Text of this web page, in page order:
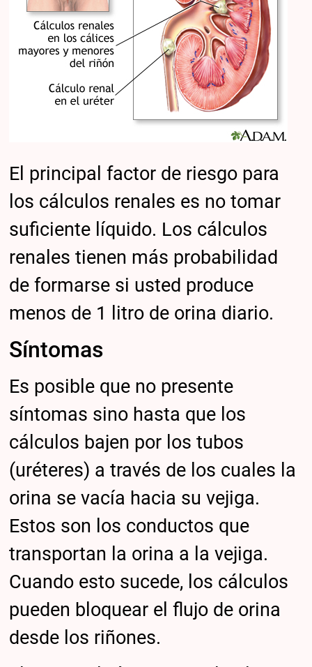
El principal factor de riesgo para
los cálculos renales es no tomar
suficiente líquido. Los cálculos
renales tienen más probabilidad
de formarse si usted produce
menos de 1 litro de orina diario.
Síntomas
Es posible que no presente
síntomas sino hasta que los
cálculos bajen por los tubos
(uréteres) a través de los cuales la
orina se vacía hacia su vejiga.
Estos son los conductos que
transportan la orina a la vejiga.
Cuando esto sucede, los cálculos
pueden bloquear el flujo de orina
desde los riñones.